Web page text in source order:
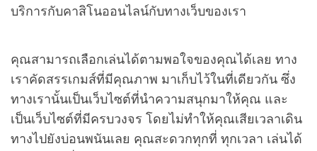
บริการกับคาสิโนออนไลน์กับทางเว็บของเรา
คุณสามารถเลือกเล่นได้ตามพอใจของคุณได้เลย ทาง
เราคัดสรรเกมส์ที่มีคุณภาพ มาเก็บไว้ในที่เดียวกัน ซึ่ง
ทางเรานั้นเป็นเว็บไซต์ที่นำความสนุกมาให้คุณ และ
เป็นเว็บไซต์ที่มีครบวงจร โดยไม่ทำให้คุณเสียเวลาเดิน
ทางไปยังบ่อนพนันเลย คุณสะดวกทุกที่ ทุกเวลา เล่นได้